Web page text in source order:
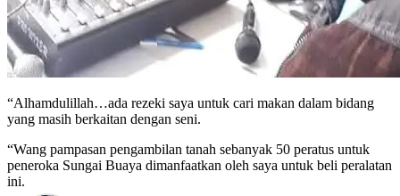
“Alhamdulillah…ada rezeki saya untuk cari makan dalam bidang
yang masih berkaitan dengan seni.
“Wang pampasan pengambilan tanah sebanyak 50 peratus untuk
peneroka Sungai Buaya dimanfaatkan oleh saya untuk beli peralatan
ini.